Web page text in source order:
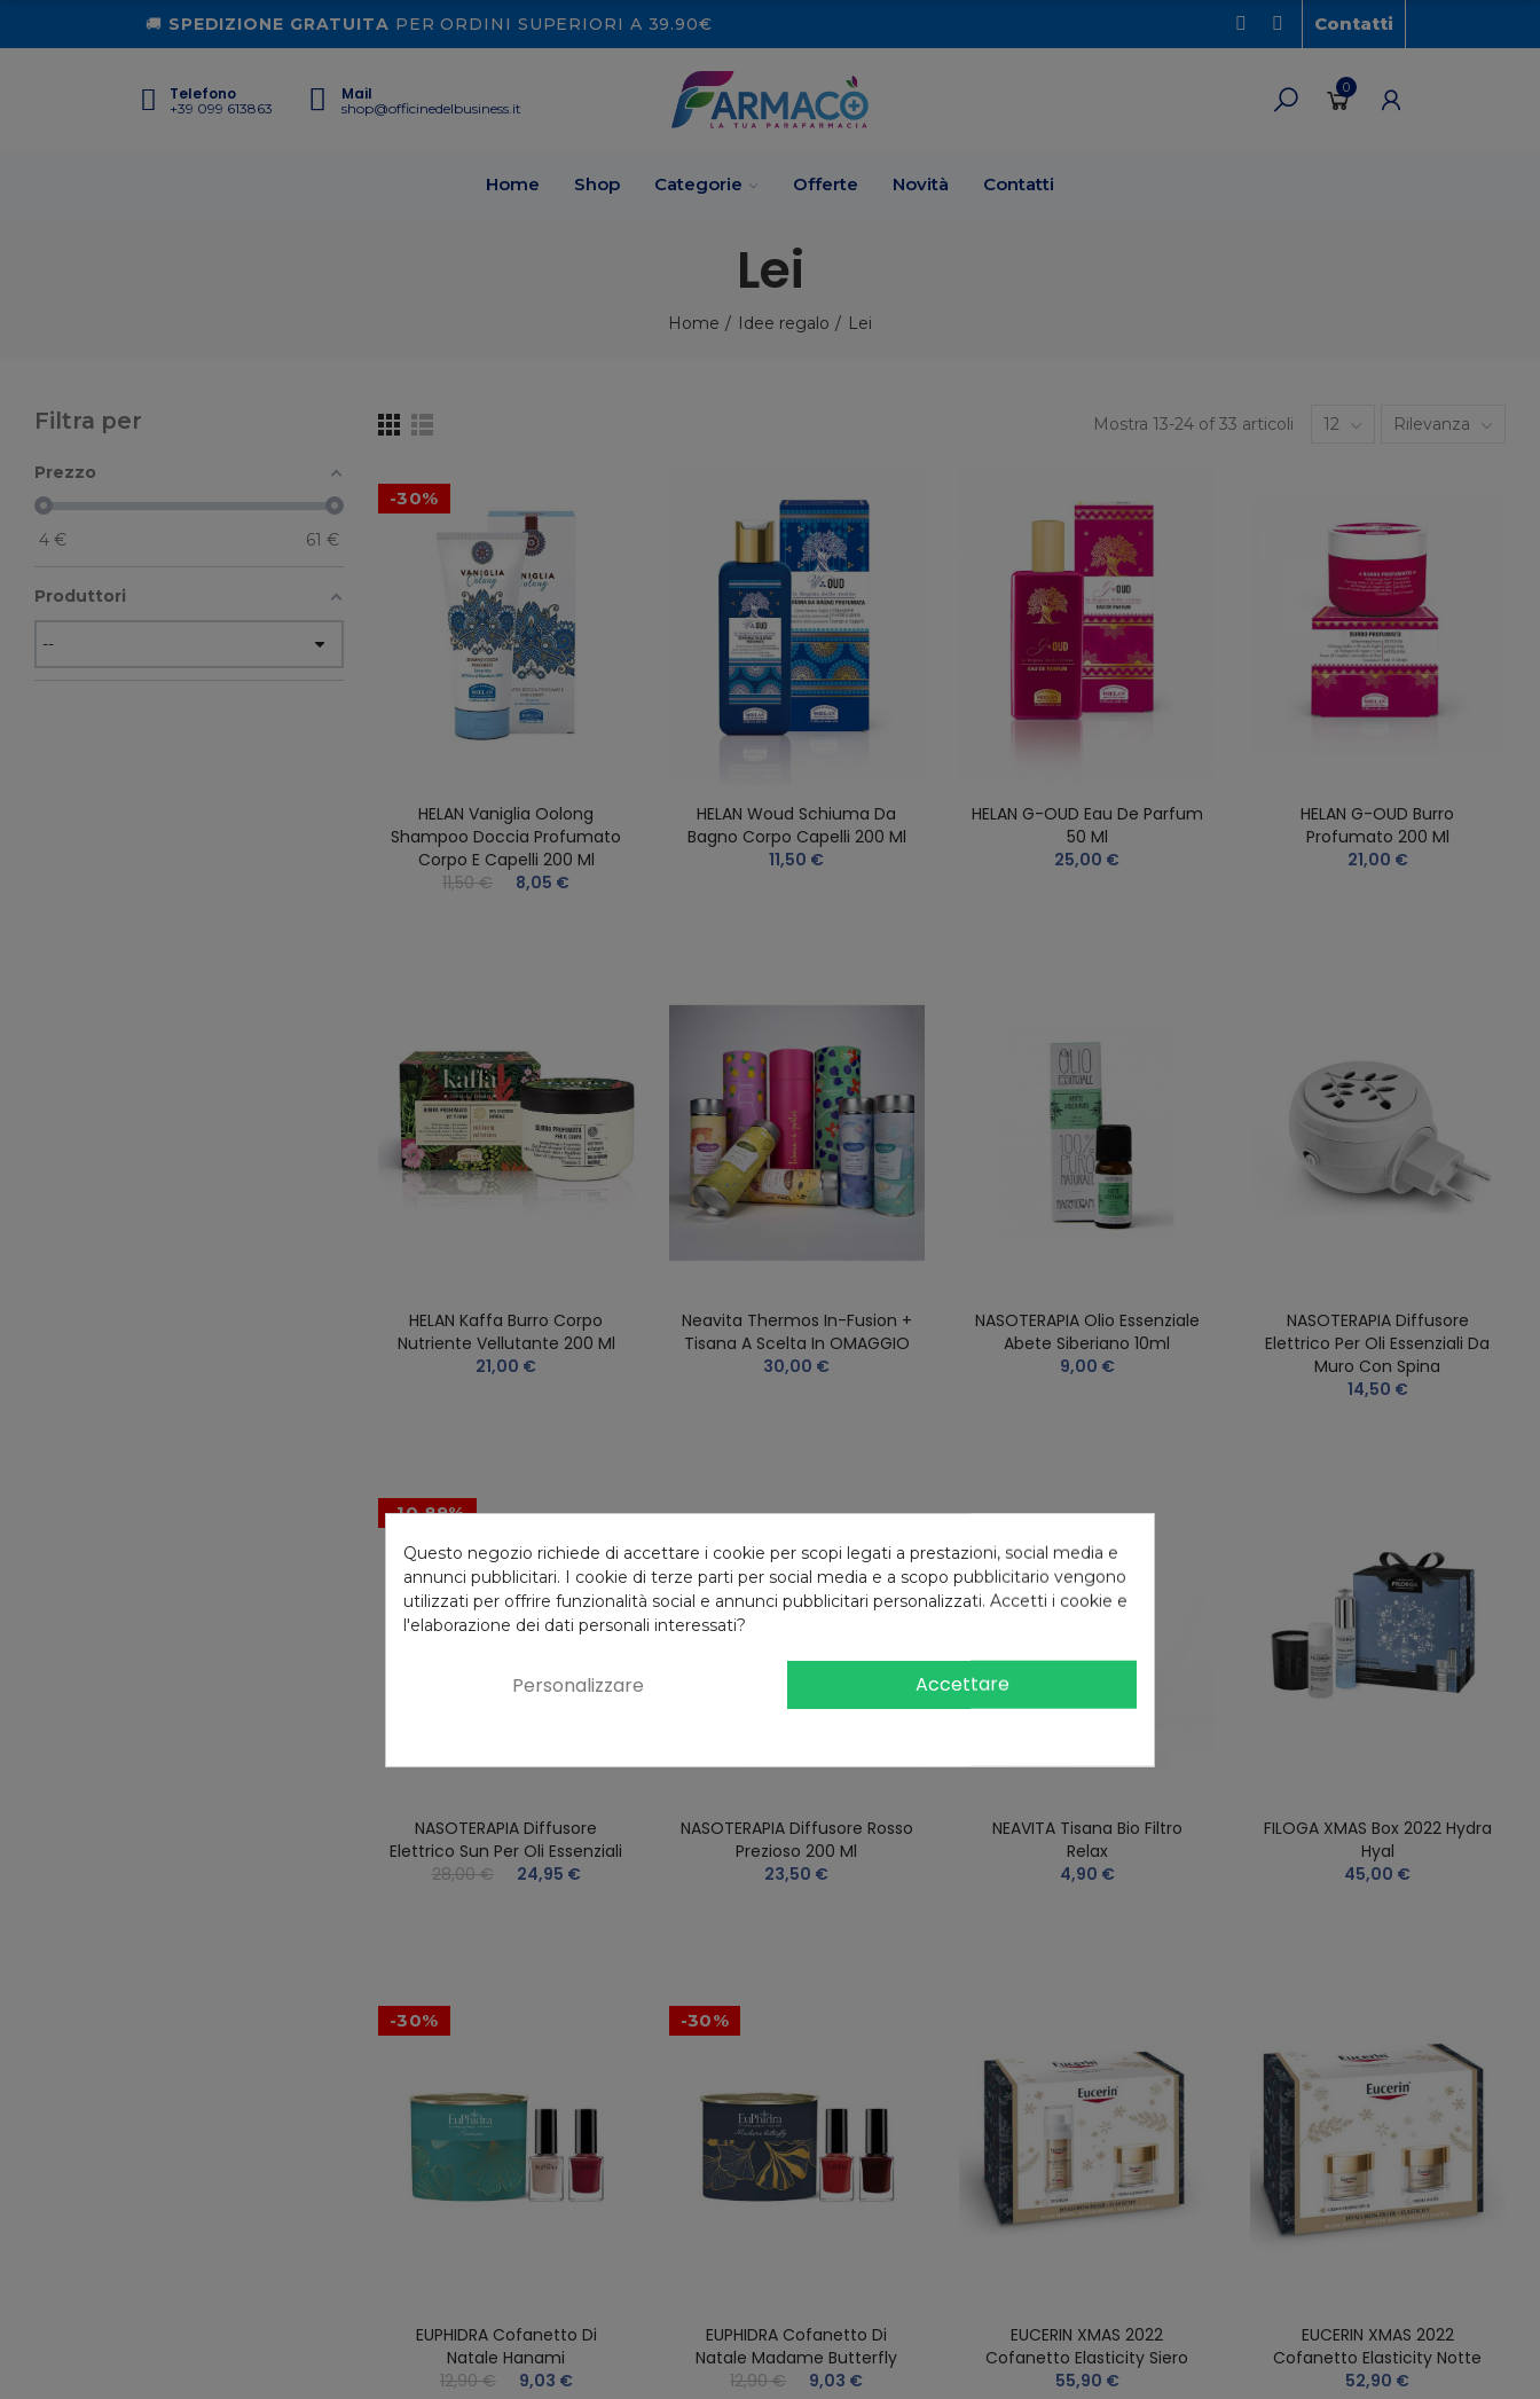
🚚 SPEDIZIONE GRATUITA PER ORDINI SUPERIORI A 39.90€ Contatti
Telefono
+39 099 613863
Mail
shop@officinedelbusiness.it
0
Home Shop Categorie Offerte Novità Contatti
Lei
Home Idee regalo Lei
Mostra 13-24 of 33 articoli 12 Rilevanza
-30%
HELAN Vaniglia Oolong
Shampoo Doccia Profumato
Corpo E Capelli 200 Ml
11,50 €
8,05 €
HELAN Woud Schiuma Da
Bagno Corpo Capelli 200 Ml
11,50 €
HELAN G-OUD Eau De Parfum
50 Ml
25,00 €
HELAN G-OUD Burro
Profumato 200 Ml
21,00 €
HELAN Kaffa Burro Corpo
Nutriente Vellutante 200 Ml
21,00 €
Neavita Thermos In-Fusion +
Tisana A Scelta In OMAGGIO
30,00 €
NASOTERAPIA Olio Essenziale
Abete Siberiano 10ml
9,00 €
NASOTERAPIA Diffusore
Elettrico Per Oli Essenziali Da
Muro Con Spina
14,50 €
-10,89%
NASOTERAPIA Diffusore
Elettrico Sun Per Oli Essenziali
28,00 €
24,95 €
NASOTERAPIA Diffusore Rosso
Prezioso 200 Ml
23,50 €
NEAVITA Tisana Bio Filtro
Relax
4,90 €
FILOGA XMAS Box 2022 Hydra
Hyal
45,00 €
-30%
EUPHIDRA Cofanetto Di
Natale Hanami
12,90 €
9,03 €
-30%
EUPHIDRA Cofanetto Di
Natale Madame Butterfly
12,90 €
9,03 €
EUCERIN XMAS 2022
Cofanetto Elasticity Siero
55,90 €
EUCERIN XMAS 2022
Cofanetto Elasticity Notte
52,90 €
Filtra per
Prezzo
4 € 61 €
Produttori
Questo negozio richiede di accettare i cookie per scopi legati a prestazioni, social media e
annunci pubblicitari. I cookie di terze parti per social media e a scopo pubblicitario vengono
utilizzati per offrire funzionalità social e annunci pubblicitari personalizzati. Accetti i cookie e
l'elaborazione dei dati personali interessati?
Accettare
Personalizzare